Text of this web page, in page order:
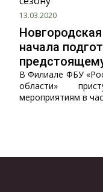
13.03.2020
начала
В Филиале ФБУ
области»
мероприятиям в